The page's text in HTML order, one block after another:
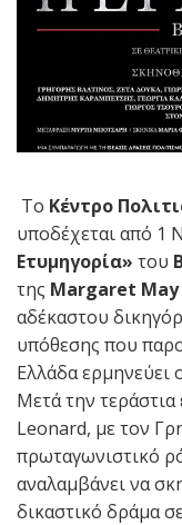
Το Κέντρο
υποδέχεται από 1
Ετυμηγορία» του
της Margaret May
αδέκαστου
υπόθεσης που
Ελλάδα ερμηνεύει
Μετά την τεράστια
Leonard, με τον
πρωταγωνιστικό
αναλαμβάνει να
δικαστικό δράμα